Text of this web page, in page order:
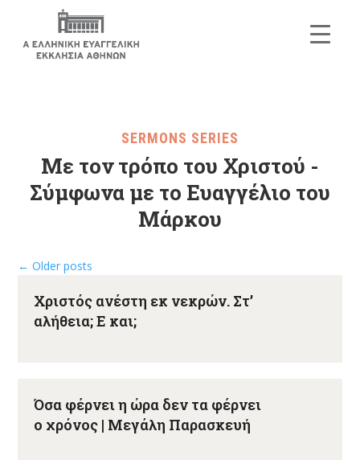
SERMONS SERIES
Με τον τρόπο του Χριστού -
Σύμφωνα με το Ευαγγέλιο του
Μάρκου
← Older posts
Χριστός ανέστη εκ νεκρών. Στ’
αλήθεια; Ε και;
Όσα φέρνει η ώρα δεν τα φέρνει
ο χρόνος | Μεγάλη Παρασκευή